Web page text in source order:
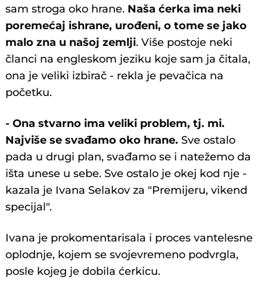
sam stroga oko hrane. Naša ćerka ima neki
poremećaj ishrane, urođeni, o tome se jako
malo zna u našoj zemlji. Više postoje neki
članci na engleskom jeziku koje sam ja čitala,
ona je veliki izbirač - rekla je pevačica na
početku.
- Ona stvarno ima veliki problem, tj. mi.
Najviše se svađamo oko hrane. Sve ostalo
pada u drugi plan, svađamo se i natežemo da
išta unese u sebe. Sve ostalo je okej kod nje -
kazala je Ivana Selakov za "Premijeru, vikend
specijal".
Ivana je prokomentarisala i proces vantelesne
oplodnje, kojem se svojevremeno podvrgla,
posle kojeg je dobila ćerkicu.